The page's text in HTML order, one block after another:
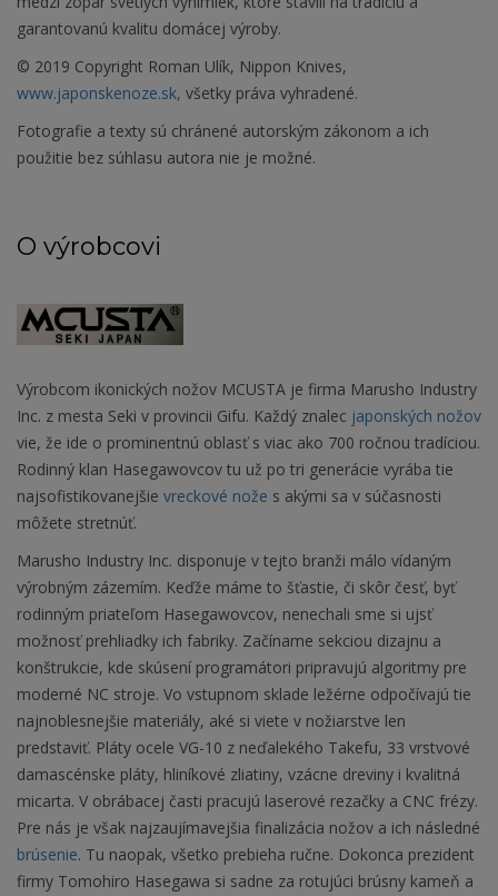
garantovanú kvalitu domácej výroby.
© 2019 Copyright Roman Ulík, Nippon Knives,
www.japonskenoze.sk, všetky práva vyhradené.
Fotografie a texty sú chránené autorským zákonom a ich
použitie bez súhlasu autora nie je možné.
O výrobcovi
Výrobcom ikonických nožov MCUSTA je firma Marusho Industry
Inc. z mesta Seki v provincii Gifu. Každý znalec japonských nožov
vie, že ide o prominentnú oblasť s viac ako 700 ročnou tradíciou.
Rodinný klan Hasegawovcov tu už po tri generácie vyrába tie
najsofistikovanejšie vreckové nože s akými sa v súčasnosti
môžete stretnúť.
Marusho Industry Inc. disponuje v tejto branži málo vídaným
výrobným zázemím. Keďže máme to šťastie, či skôr česť, byť
rodinným priateľom Hasegawovcov, nenechali sme si ujsť
možnosť prehliadky ich fabriky. Začíname sekciou dizajnu a
konštrukcie, kde skúsení programátori pripravujú algoritmy pre
moderné NC stroje. Vo vstupnom sklade ležérne odpočívajú tie
najnoblesnejšie materiály, aké si viete v nožiarstve len
predstaviť. Pláty ocele VG-10 z neďalekého Takefu, 33 vrstvové
damascénske pláty, hliníkové zliatiny, vzácne dreviny i kvalitná
micarta. V obrábacej časti pracujú laserové rezačky a CNC frézy.
Pre nás je však najzaujímavejšia finalizácia nožov a ich následné
brúsenie. Tu naopak, všetko prebieha ručne. Dokonca prezident
firmy Tomohiro Hasegawa si sadne za rotujúci brúsny kameň a